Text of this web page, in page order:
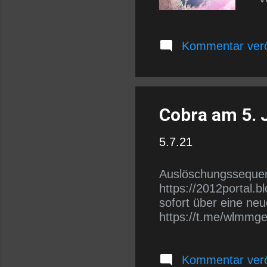
Kommentar
Cobra am 5.
5.7.21
https://
sofort über eine
https://t.me/
Kommentar